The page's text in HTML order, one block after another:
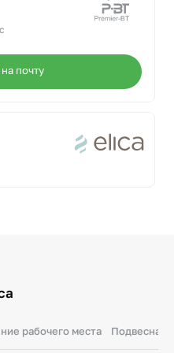
почту
рабочего места Подвесная